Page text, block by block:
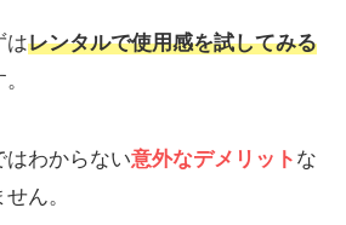
はレンタルで使用感を試してみる
はわからない意外なデメリット な
ん。